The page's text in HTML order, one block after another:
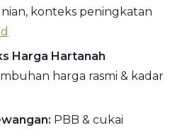
konteks peningkatan
Harga Hartanah
harga rasmi & kadar
PBB & cukai